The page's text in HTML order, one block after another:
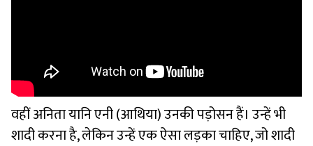
वहीं अनिता यानि एनी (आथिया) उनकी पड़ोसन हैं। उन्हें भी
शादी करना है, लेकिन उन्हें एक ऐसा लड़का चाहिए, जो शादी